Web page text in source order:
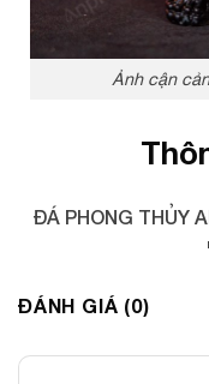
Ảnh cận
ĐÁ PHONG THỦY
ĐÁNH GIÁ (0)